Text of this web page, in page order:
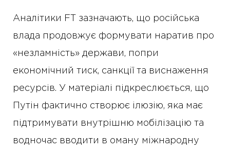
Аналітики FT зазначають, що російська
влада продовжує формувати наратив про
«незламність» держави, попри
економічний тиск, санкції та виснаження
ресурсів. У матеріалі підкреслюється, що
Путін фактично створює ілюзію, яка має
підтримувати внутрішню мобілізацію та
водночас вводити в оману міжнародну